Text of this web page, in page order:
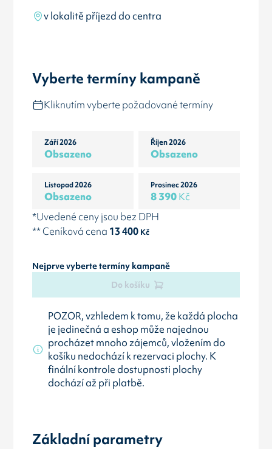
v lokalitě příjezd do centra
Vyberte termíny kampaně
Kliknutím vyberte požadované termíny
Září 2026
Obsazeno
Říjen 2026
Obsazeno
Listopad 2026
Obsazeno
Prosinec 2026
8 390Kč
*Uvedené ceny jsou bez DPH
** Ceníková cena 13 400Kč
Nejprve vyberte termíny kampaně
Do košíku
POZOR, vzhledem k tomu, že každá plocha
je jedinečná a eshop může najednou
procházet mnoho zájemců, vložením do
košíku nedochází k rezervaci plochy. K
finální kontrole dostupnosti plochy
dochází až při platbě.
Základní parametry